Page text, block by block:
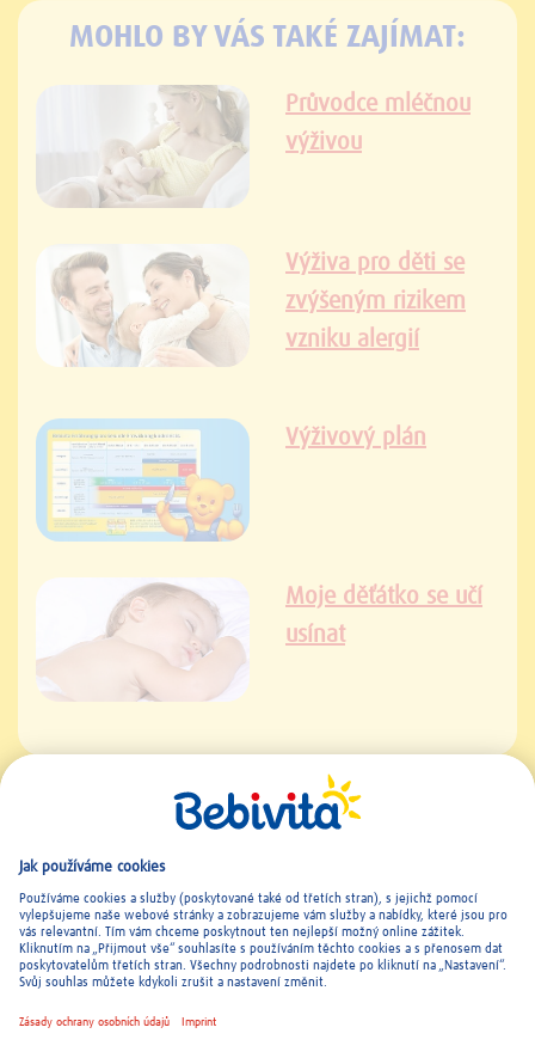
MOHLO BY VÁS TAKÉ ZAJÍMAT:
Průvodce mléčnou
výživou
Výživa pro děti se
zvýšeným rizikem
vzniku alergií
Výživový plán
Moje děťátko se učí
usínat